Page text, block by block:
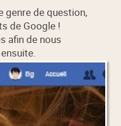
genre de question,
de Google !
afin de nous